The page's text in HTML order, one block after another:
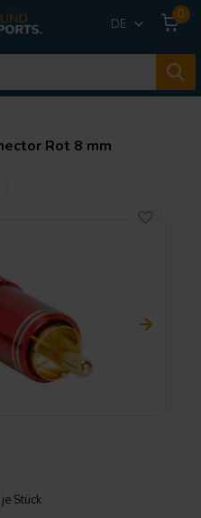
DE
0
Rot 8 mm
je Stück